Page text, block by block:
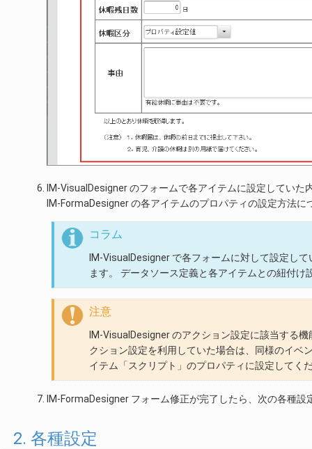
IM-VisualDesigner のフォームで各アイテムに設定してい
IM-FormaDesigner の各アイテムのプロパティの設定方法に
コラム
IM-VisualDesigner で各フォームに対して設定し
ます。 データソース定義と各アイテムとの紐付け
注意
IM-VisualDesigner のアクション設定に該当する
クション設定を利用していた場合は、同様のイ
イテム「スクリプト」のプロパティに設定してく
IM-FormaDesigner フォーム修正が完了したら、次の各種設
2. 各種設定